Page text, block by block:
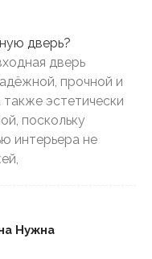
дверь
прочной и
также эстетически
поскольку
интерьера не
Нужна